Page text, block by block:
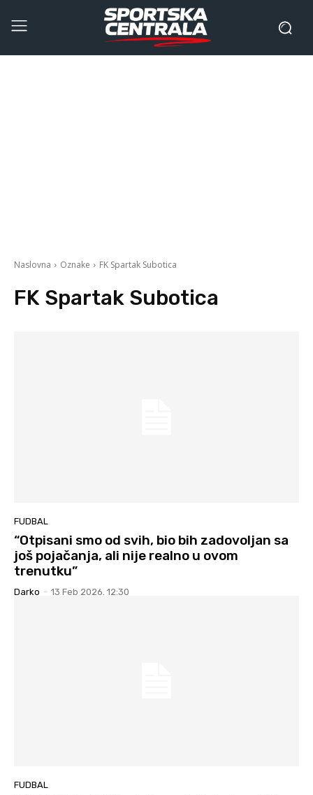
Naslovna Oznake FK Spartak Subotica
FK Spartak Subotica
FUDBAL
“Otpisani smo od svih, bio bih zadovoljan sa
još pojačanja, ali nije realno u ovom
trenutku”
Darko - 13 Feb 2026. 12:30
FUDBAL